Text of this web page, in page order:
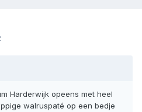
Harderwijk opeens met heel
walruspaté op een bedje